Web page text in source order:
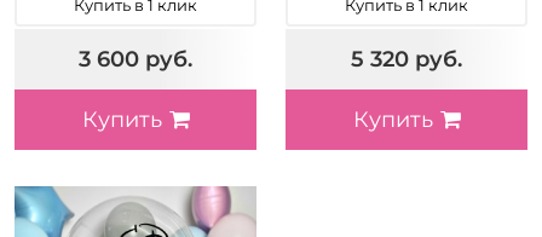
Купить в 1 клик
3 600 руб.
Купить
Купить в 1 клик
5 320 руб.
Купить